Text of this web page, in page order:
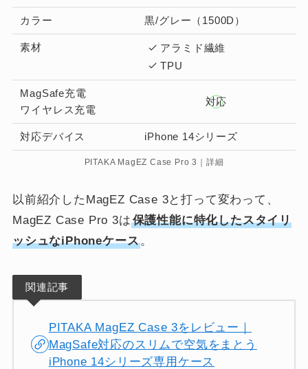
カラー 黒/グレー（1500D）
素材
アラミド繊維
TPU
MagSafe充電
ワイヤレス充電
対応
対応デバイス iPhone 14シリーズ
PITAKA MagEZ Case Pro 3｜詳細
以前紹介したMagEZ Case 3と打って変わって、
MagEZ Case Pro 3は保護性能に特化したスタイリ
ッシュなiPhoneケース。
関連記事
PITAKA MagEZ Case 3をレビュー｜
MagSafe対応のスリムで空気をまとう
iPhone 14シリーズ専用ケース